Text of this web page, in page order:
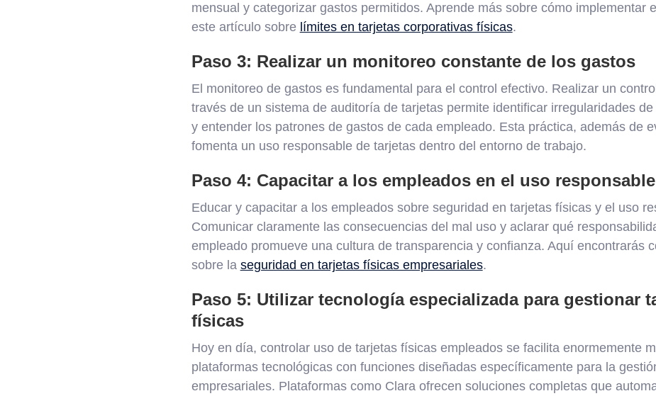
mensual y categorizar gastos permitidos. Aprende más sobre cómo implementar
este artículo sobre límites en tarjetas corporativas físicas.
Paso 3: Realizar un monitoreo constante de los gastos
El monitoreo de gastos es fundamental para el control efectivo. Realizar un
través de un sistema de auditoría de tarjetas permite identificar irregularidades
y entender los patrones de gastos de cada empleado. Esta práctica, además de
fomenta un uso responsable de tarjetas dentro del entorno de trabajo.
Paso 4: Capacitar a los empleados en el uso
Educar y capacitar a los empleados sobre seguridad en tarjetas físicas y el uso
Comunicar claramente las consecuencias del mal uso y aclarar qué
empleado promueve una cultura de transparencia y confianza. Aquí encontrarás
sobre la seguridad en tarjetas físicas empresariales.
Paso 5: Utilizar tecnología especializada para gestionar
físicas
Hoy en día, controlar uso de tarjetas físicas empleados se facilita enormemente
plataformas tecnológicas con funciones diseñadas específicamente para la
empresariales. Plataformas como Clara ofrecen soluciones completas que